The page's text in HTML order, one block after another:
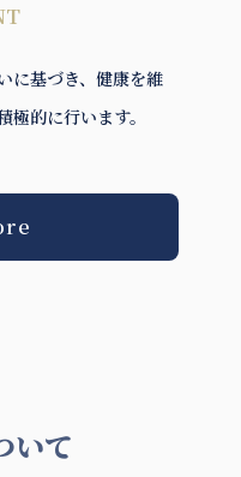
に基づき、健康を維
的に行います。
いて